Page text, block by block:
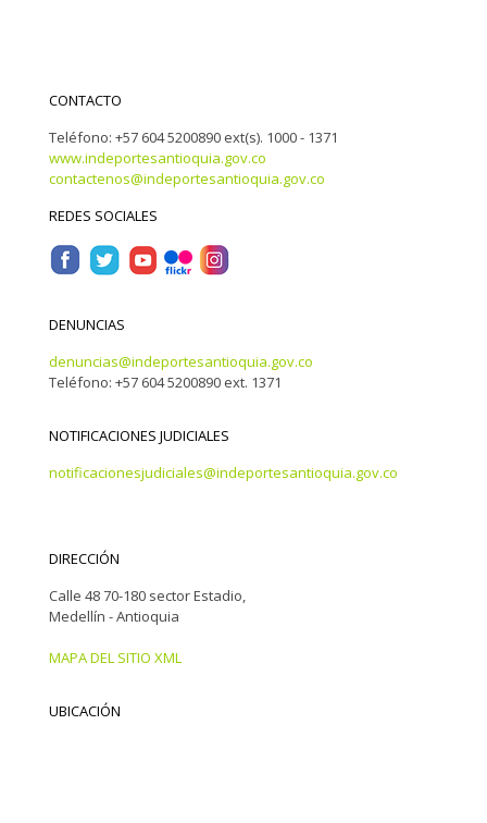
CONTACTO
Teléfono: +57 604 5200890 ext(s). 1000 - 1371
www.indeportesantioquia.gov.co
contactenos@indeportesantioquia.gov.co
REDES SOCIALES
DENUNCIAS
denuncias@indeportesantioquia.gov.co
Teléfono: +57 604 5200890 ext. 1371
NOTIFICACIONES JUDICIALES
notificacionesjudiciales@indeportesantioquia.gov.co
DIRECCIÓN
Calle 48 70-180 sector Estadio,
Medellín - Antioquia
MAPA DEL SITIO XML
UBICACIÓN